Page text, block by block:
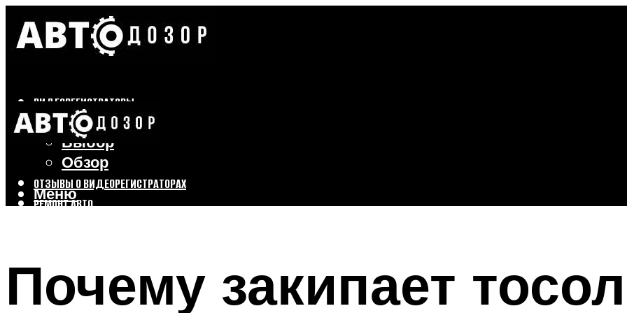
ВИДЕОРЕГИСТРАТОРЫ
Бренды
Выбор
Обзор
ОТЗЫВЫ О ВИДЕОРЕГИСТРАТОРАХ
РЕМОНТ АВТО
Меню
Меню
Почему закипает